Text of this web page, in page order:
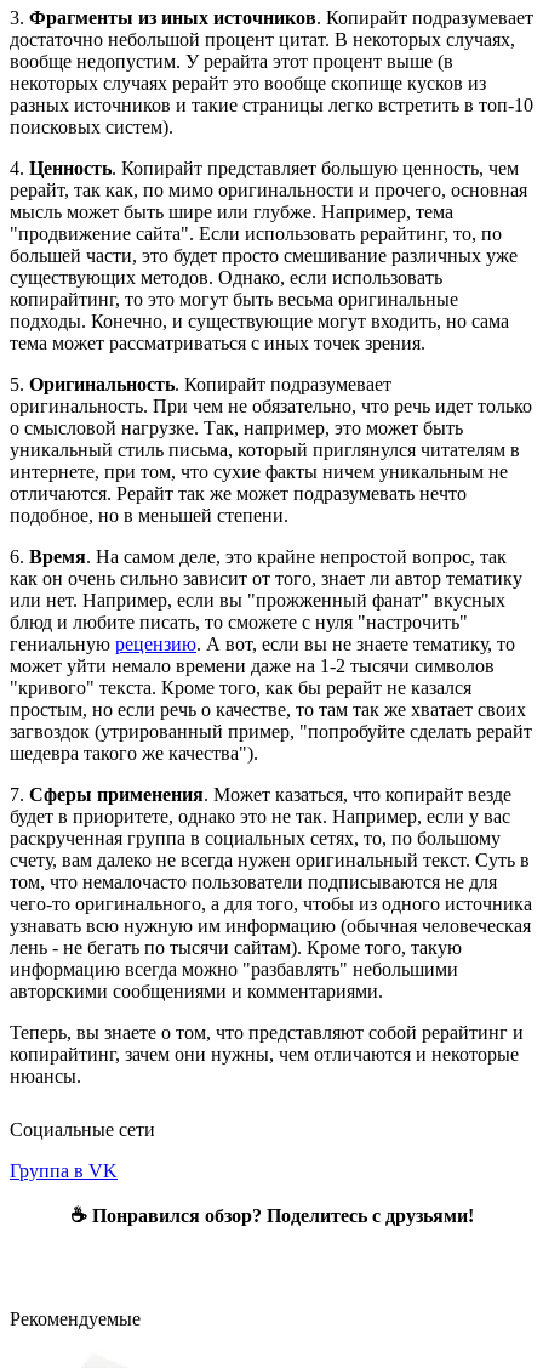
3. Фрагменты из иных источников. Копирайт подразумевает
достаточно небольшой процент цитат. В некоторых случаях,
вообще недопустим. У рерайта этот процент выше (в
некоторых случаях рерайт это вообще скопище кусков из
разных источников и такие страницы легко встретить в топ-10
поисковых систем).
4. Ценность. Копирайт представляет большую ценность, чем
рерайт, так как, по мимо оригинальности и прочего, основная
мысль может быть шире или глубже. Например, тема
"продвижение сайта". Если использовать рерайтинг, то, по
большей части, это будет просто смешивание различных уже
существующих методов. Однако, если использовать
копирайтинг, то это могут быть весьма оригинальные
подходы. Конечно, и существующие могут входить, но сама
тема может рассматриваться с иных точек зрения.
5. Оригинальность. Копирайт подразумевает
оригинальность. При чем не обязательно, что речь идет только
о смысловой нагрузке. Так, например, это может быть
уникальный стиль письма, который приглянулся читателям в
интернете, при том, что сухие факты ничем уникальным не
отличаются. Рерайт так же может подразумевать нечто
подобное, но в меньшей степени.
6. Время. На самом деле, это крайне непростой вопрос, так
как он очень сильно зависит от того, знает ли автор тематику
или нет. Например, если вы "прожженный фанат" вкусных
блюд и любите писать, то сможете с нуля "настрочить"
гениальную рецензию. А вот, если вы не знаете тематику, то
может уйти немало времени даже на 1-2 тысячи символов
"кривого" текста. Кроме того, как бы рерайт не казался
простым, но если речь о качестве, то там так же хватает своих
загвоздок (утрированный пример, "попробуйте сделать рерайт
шедевра такого же качества").
7. Сферы применения. Может казаться, что копирайт везде
будет в приоритете, однако это не так. Например, если у вас
раскрученная группа в социальных сетях, то, по большому
счету, вам далеко не всегда нужен оригинальный текст. Суть в
том, что немалочасто пользователи подписываются не для
чего-то оригинального, а для того, чтобы из одного источника
узнавать всю нужную им информацию (обычная человеческая
лень - не бегать по тысячи сайтам). Кроме того, такую
информацию всегда можно "разбавлять" небольшими
авторскими сообщениями и комментариями.
Теперь, вы знаете о том, что представляют собой рерайтинг и
копирайтинг, зачем они нужны, чем отличаются и некоторые
нюансы.
Социальные сети
Группа в VK
☕ Понравился обзор? Поделитесь с друзьями!
Рекомендуемые